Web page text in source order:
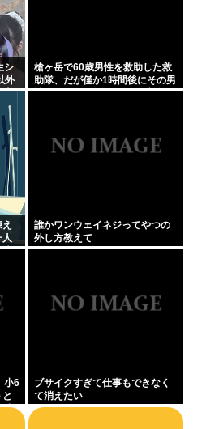
シ
外
美
槍ヶ岳で60歳男性を救助した救
助隊、だが僅か1時間後にその男
性が所属していたPTから連絡が
人
液
誰かワンウェイネジってやつの
外し方教えて
小6
出
ブサイクすぎて仕事もできなく
て消えたい